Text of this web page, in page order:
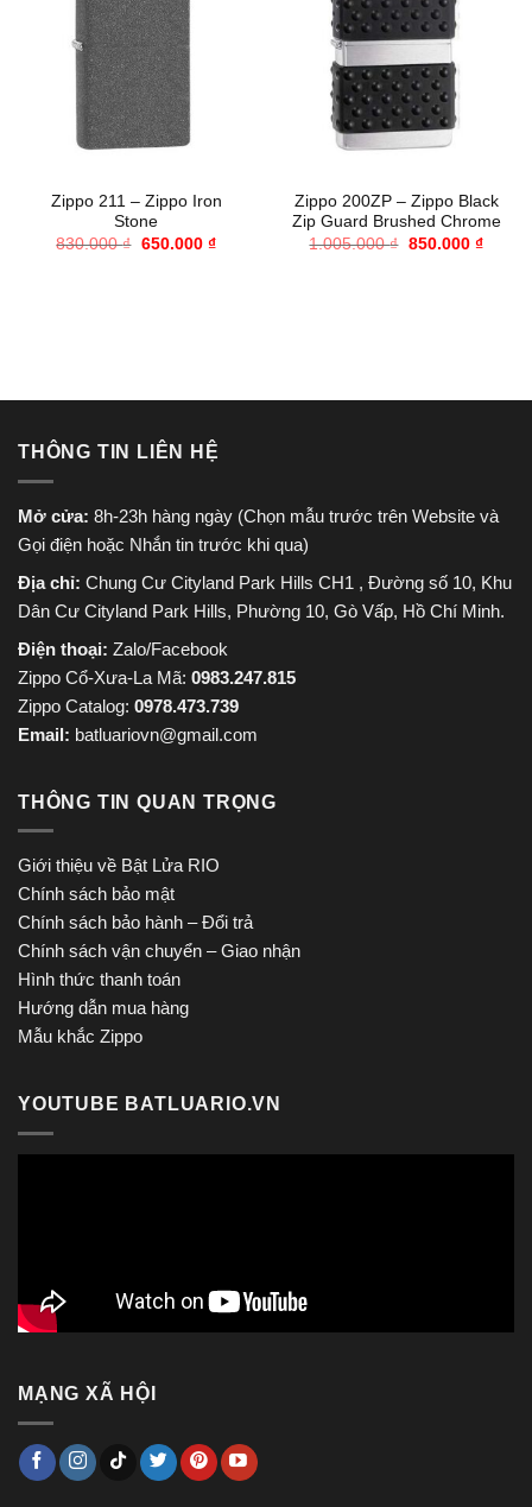
Zippo 211 – Zippo Iron
Stone
830.000₫ Giá
650.000 ₫Giá
Zippo 200ZP – Zippo Black
Zip Guard Brushed Chrome
1.005.000₫ Giá
850.000 ₫Giá
THÔNG TIN LIÊN HỆ
Mở cửa: 8h-23h hàng ngày (Chọn mẫu trước trên Website và
Gọi điện hoặc Nhắn tin trước khi qua)
Địa chỉ: Chung Cư Cityland Park Hills CH1 , Đường số 10, Khu
Dân Cư Cityland Park Hills, Phường 10, Gò Vấp, Hồ Chí Minh.
Điện thoại: Zalo/Facebook
Zippo Cổ-Xưa-La Mã: 0983.247.815
Zippo Catalog: 0978.473.739
Email: batluariovn@gmail.com
THÔNG TIN QUAN TRỌNG
Giới thiệu về Bật Lửa RIO
Chính sách bảo mật
Chính sách bảo hành – Đổi trả
Chính sách vận chuyển – Giao nhận
Hình thức thanh toán
Hướng dẫn mua hàng
Mẫu khắc Zippo
YOUTUBE BATLUARIO.VN
MẠNG XÃ HỘI